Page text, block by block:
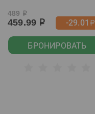
489 р
459.99 р -29.01 р
БРОНИРОВАТЬ